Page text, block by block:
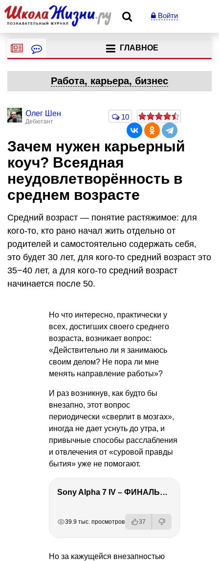
Войти
ГЛАВНОЕ
Работа, карьера, бизнес
Олег Шен
Дебютант
10
Зачем нужен карьерный
коуч? Всеядная
неудовлетворённость в
среднем возрасте
Средний возраст — понятие растяжимое: для
кого-то, кто рано начал жить отдельно от
родителей и самостоятельно содержать себя,
это будет 30 лет, для кого-то средний возраст это
35−40 лет, а для кого-то средний возраст
начинается после 50.
Но что интересно, практически у
всех, достигших своего среднего
возраста, возникает вопрос:
«Действительно ли я занимаюсь
своим делом? Не пора ли мне
менять направление работы»?
И раз возникнув, как будто бы
внезапно, этот вопрос
периодически «сверлит в мозгах»,
иногда не дает уснуть до утра, и
привычные способы расслабления
и отвлечения от «суровой правды
бытия» уже не помогают.
Sony Alpha 7 IV – ФИНАЛЬНЫЙ ОБЗОР
39.9 тыс. просмотров 37
Но за кажущейся внезапностью